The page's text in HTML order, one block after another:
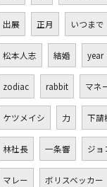
出展 正月 いつまで
松本人志 結婚 year
zodiac rabbit マネ
ケツメイシ 力 下請
林社長 一条響 ジョ
マレー ボリスベッカー